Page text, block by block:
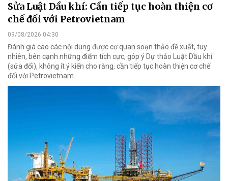
Sửa Luật Dầu khí: Cần tiếp tục hoàn thiện cơ
chế đối với Petrovietnam
09/08/2026 04:30
Đánh giá cao các nội dung được cơ quan soạn thảo đề xuất, tuy
nhiên, bên cạnh những điểm tích cực, góp ý Dự thảo Luật Dầu khí
(sửa đổi), không ít ý kiến cho rằng, cần tiếp tục hoàn thiện cơ chế
đối với Petrovietnam.